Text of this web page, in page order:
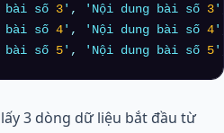
bài số 3 ' , 'Nội dung bài số 3 '
bài số 4 ' , 'Nội dung bài số 4 '
bài số 5 ' , 'Nội dung bài số 5 '
3 dòng dữ liệu bắt đầu từ